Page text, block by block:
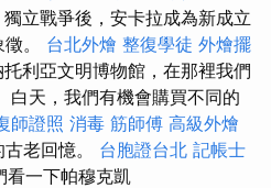
獨立戰爭後，安卡拉成為新成立
。 台北外燴 整復學徒 外燴擺
利亞文明博物館，在那裡我們
白天，我們有機會購買不同的
師證照 消毒 筋師傅 高級外燴
老回憶。 台胞證台北 記帳士
看一下帕穆克凱